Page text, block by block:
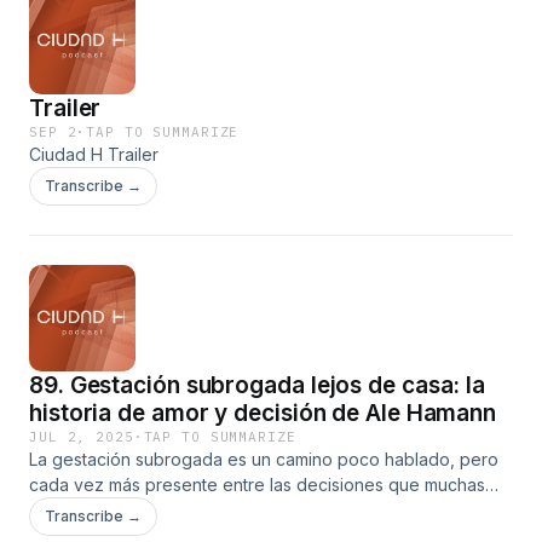
estamos solos.Un episodio lleno de vulnerabilidad, herramientas
prácticas y esperanza para quienes vivimos lejos de nuestro
la encuentran cómo @anaamaretherapy
https://www.instagram.com/anaamaretherapy/
Trailer
SEP 2 ·TAP TO SUMMARIZE
Ciudad H Trailer
Transcribe →
89. Gestación subrogada lejos de casa: la
historia de amor y decisión de Ale Hamann
JUL 2, 2025 · TAP TO SUMMARIZE
La gestación subrogada es un camino poco hablado, pero
cada vez más presente entre las decisiones que muchas
mujeres enfrentan al formar una familia. Ale Hamann,
fundadora de la marca de moda Hera Concept, nos
Transcribe →